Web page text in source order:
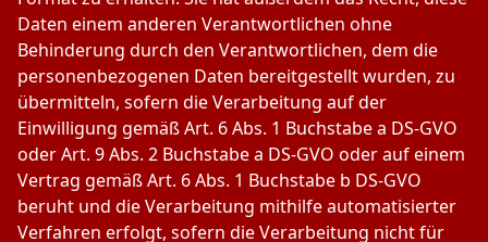
Daten einem anderen Verantwortlichen ohne
Behinderung durch den Verantwortlichen, dem die
personenbezogenen Daten bereitgestellt wurden, zu
übermitteln, sofern die Verarbeitung auf der
Einwilligung gemäß Art. 6 Abs. 1 Buchstabe a DS-GVO
oder Art. 9 Abs. 2 Buchstabe a DS-GVO oder auf einem
Vertrag gemäß Art. 6 Abs. 1 Buchstabe b DS-GVO
beruht und die Verarbeitung mithilfe automatisierter
Verfahren erfolgt, sofern die Verarbeitung nicht für